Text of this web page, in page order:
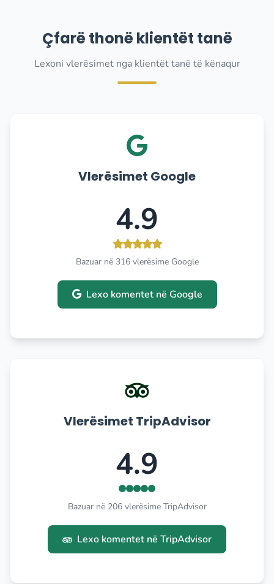
Çfarë thonë klientët tanë
Lexoni vlerësimet nga klientët tanë të kënaqur
Vlerësimet Google
4.9
Bazuar në 316 vlerësime Google
Lexo komentet në Google
Vlerësimet TripAdvisor
4.9
Bazuar në 206 vlerësime TripAdvisor
Lexo komentet në TripAdvisor